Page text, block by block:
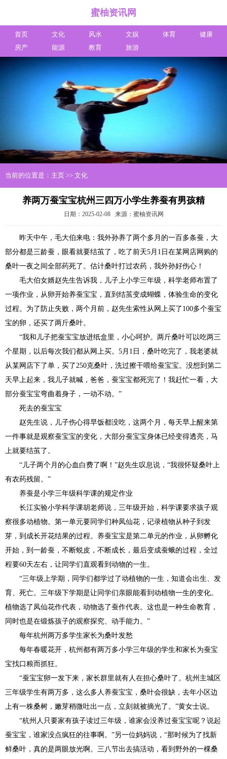
蜜柚资讯网
首页 文化 风水 文娱 体育
健康
房产
能源 教育 旅游
当前的位置是： 主页 >> 文化
养两万蚕宝宝杭州三四万小学生养蚕有男孩精
日期：2025-02-08 来源：蜜柚资讯网
昨天中午，毛大伯来电：我外孙养了两个多月的一百多条蚕，大
部分都是三龄蚕，眼看就要结茧了，吃了前天5月1日在某网店网购的
桑叶一夜之间全部药死了。估计桑叶打过农药，我外孙好伤心！
毛大伯女婿赵先生告诉我，儿子上小学三年级，科学老师布置了
一项作业，从卵开始养蚕宝宝，直到结茧变成蝴蝶，体验生命的变化
过程。为了防止失败，两个月前，赵先生索性从网上买了100多个蚕宝
宝的卵，还买了两斤桑叶。
“我和儿子把蚕宝宝放进纸盒里，小心呵护。两斤桑叶可以吃两三
个星期，以后每次我们都从网上买。5月1日，桑叶吃完了，我老婆就
从某网店下了单，买了250克桑叶，洗过擦干喂给蚕宝宝。没想到第二
天早上起来，我儿子就喊，爸爸，蚕宝宝都死完了！我赶忙一看，大
部分蚕宝宝弯曲着身子，一动不动。”
死去的蚕宝宝
赵先生说，儿子伤心得早饭都没吃，这两个月，每天早上醒来第
一件事就是观察蚕宝宝的变化，大部分蚕宝宝身体已经变得透亮，马
上就要结茧了。
“儿子两个月的心血白费了啊！”赵先生叹息说，“我很怀疑桑叶上
有农药残留。”
养蚕是小学三年级科学课的规定作业
长江实验小学科学课胡老师说，三年级开始，科学课要求孩子观
察很多动植物。第一单元要同学们种凤仙花，记录植物从种子到发
芽，到成长开花结果的过程。养蚕宝宝是第二单元的作业，从卵孵化
开始，到一龄蚕，不断蜕皮，不断成长，最后变成蚕蛾的过程，全过
程要60天左右，让同学们直观看到动物的一生。
“三年级上学期，同学们都学过了动植物的一生，知道会出生、发
育、死亡。三年级下学期是让同学们亲眼能看到动植物一生的变化。
植物选了凤仙花作代表，动物选了蚕作代表。这也是一种生命教育，
同时也是在锻炼孩子的观察探究、动手能力。”
每年杭州两万多学生家长为桑叶发愁
每年春暖花开，杭州都有两万多小学三年级的学生和家长为蚕宝
宝找口粮而抓狂。
“蚕宝宝卵一发下来，家长群里就有人在担心桑叶了。杭州主城区
三年级学生有两万多，这么多人养蚕宝宝，桑叶会很缺，去年小区边
上有一株桑树，嫩芽稍微吐出一点，立刻就被摘光了。”黄女士说。
“杭州人只要家有孩子读过三年级，谁家会没养过蚕宝宝呢？说起
蚕宝宝，谁家没点疯狂的往事啊。”另一位妈妈说，“那时候为了找新
鲜桑叶，真的是两眼放光啊。三八节出去搞活动，看到野外的一棵桑